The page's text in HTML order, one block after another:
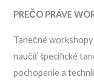
PREČO PRÁVE
Tanečné
naučiť špecifické
pochopenie a